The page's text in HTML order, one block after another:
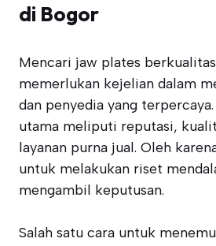
di Bogor
Mencari jaw plates
memerlukan kejelian dalam
dan penyedia yang
utama meliputi reputasi,
layanan purna jual. Oleh
untuk melakukan riset
mengambil keputusan.
Salah satu cara untuk